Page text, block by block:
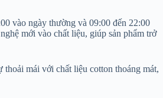
vào ngày thường và 09:00 đến 22:00
mới vào chất liệu, giúp sản phẩm trở
mái với chất liệu cotton thoáng mát,